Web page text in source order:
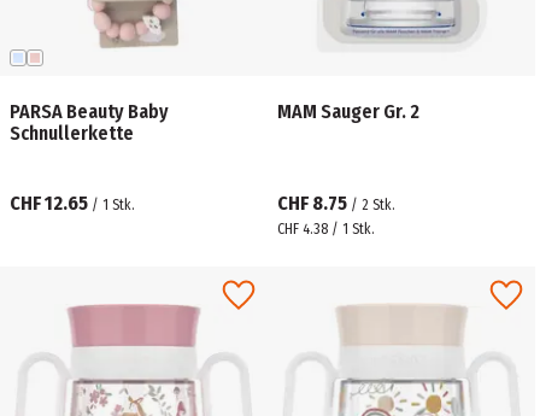
PARSA Beauty Baby
Schnullerkette
CHF 12.65 / 1 Stk.
MAM Sauger Gr. 2
CHF 8.75 / 2 Stk.
CHF 4.38 / 1 Stk.